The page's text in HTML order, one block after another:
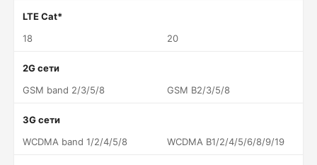
LTE Cat*
18
20
2G сети
GSM band 2/3/5/8
GSM B2/3/5/8
3G сети
WCDMA band 1/2/4/5/8
WCDMA B1/2/4/5/6/8/9/19